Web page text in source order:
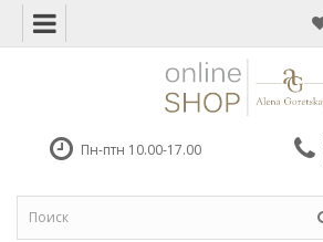
Пн-птн 10.00-17.00